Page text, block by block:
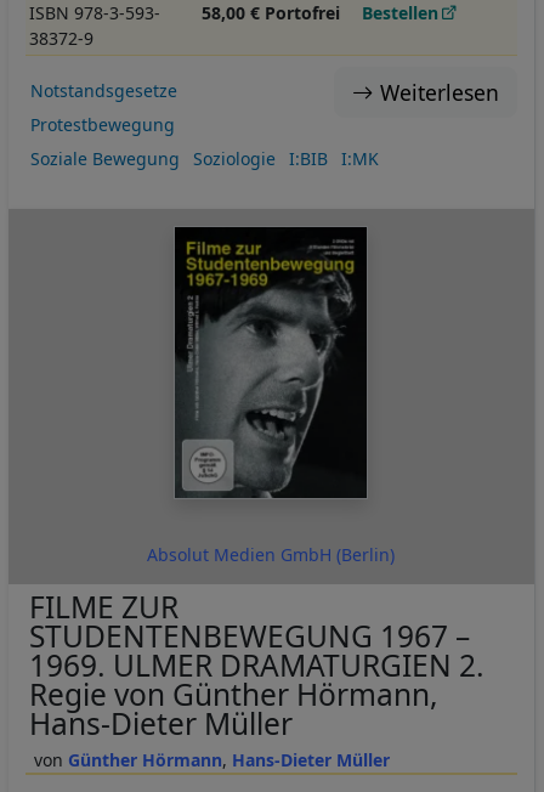
ISBN 978-3-593-
38372-9
58,00 € Portofrei Bestellen
Weiterlesen
Notstandsgesetze
Protestbewegung
Soziale Bewegung
Soziologie I:BIB I:MK
Absolut Medien GmbH (Berlin)
Günther Hörmann Hans-Dieter Müller
FILME ZUR
STUDENTENBEWEGUNG 1967 –
1969. ULMER DRAMATURGIEN 2.
Regie von Günther Hörmann,
Hans-Dieter Müller